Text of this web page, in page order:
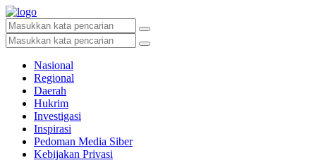
Nasional
Regional
Daerah
Hukrim
Investigasi
Inspirasi
Pedoman Media Siber
Kebijakan Privasi